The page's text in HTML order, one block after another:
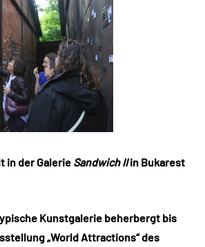
in der Galerie Sandwich IIin Bukarest
Kunstgalerie beherbergt bis
„World Attractions“ des